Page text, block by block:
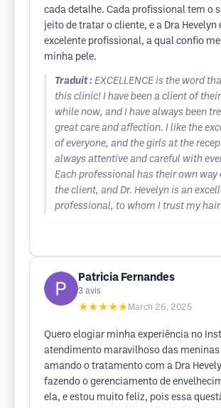
cada detalhe. Cada profissional tem o
jeito de tratar o cliente, e a Dra Hevelyn
excelente profissional, a qual confio
minha pele.
Traduit : EXCELLENCE is the word
this clinic! I have been a client of
while now, and I have always been
great care and affection. I like the
of everyone, and the girls at the
always attentive and careful with
Each professional has their own
the client, and Dr. Hevelyn is an
professional, to whom I trust my hair
Patricia Fernandes
3 avis
★★★★★ March 26, 2025
Quero elogiar minha experiência no
atendimento maravilhoso das meninas
amando o tratamento com a Dra
fazendo o gerenciamento de
ela, e estou muito feliz, pois essa